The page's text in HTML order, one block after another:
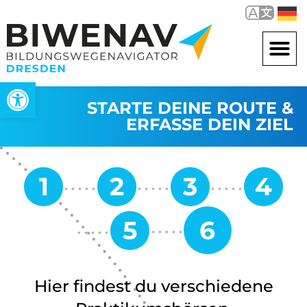
Werkzeugleiste öffnen
STARTE DEINE ROUTE &
ERFASSE DEIN ZIEL
Hier findest du verschiedene